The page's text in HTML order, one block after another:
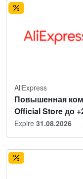
AliExpress
Повышенная
Official Store до
Expire 31.08.2026